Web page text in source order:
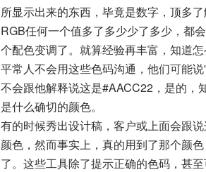
所显示出来的东西，毕竟是数字，顶多
RGB任何一个值多了多少少了多少，都
个配色变调了。就算经验再丰富，知道
平常人不会用这些色码沟通，他们可能
不会跟他解释说这是#AACC22，是的，
是什么确切的颜色。
有的时候秀出设计稿，客户或上面会跟
颜色，然而事实上，真的用到了那个颜
了。这些工具除了提示正确的色码，甚